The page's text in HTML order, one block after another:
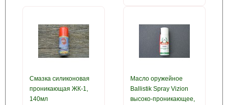
Смазка силиконовая
проникающая ЖК-1,
140мл
Масло оружейное
Ballistik Spray Vizion
высоко-проникающее,